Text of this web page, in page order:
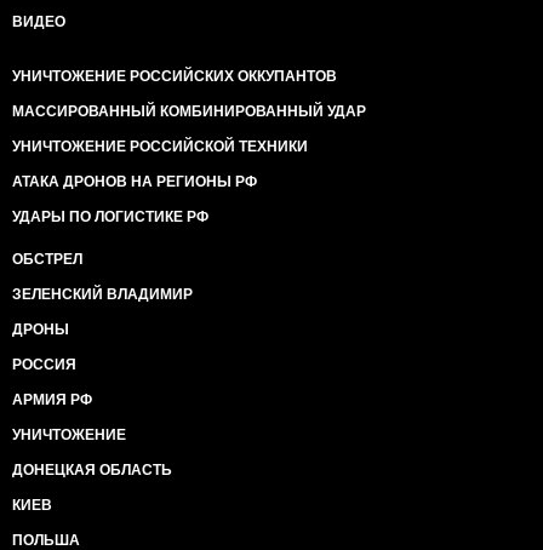
ВИДЕО
УНИЧТОЖЕНИЕ РОССИЙСКИХ ОККУПАНТОВ
МАССИРОВАННЫЙ КОМБИНИРОВАННЫЙ УДАР
УНИЧТОЖЕНИЕ РОССИЙСКОЙ ТЕХНИКИ
АТАКА ДРОНОВ НА РЕГИОНЫ РФ
УДАРЫ ПО ЛОГИСТИКЕ РФ
ОБСТРЕЛ
ЗЕЛЕНСКИЙ ВЛАДИМИР
ДРОНЫ
РОССИЯ
АРМИЯ РФ
УНИЧТОЖЕНИЕ
ДОНЕЦКАЯ ОБЛАСТЬ
КИЕВ
ПОЛЬША